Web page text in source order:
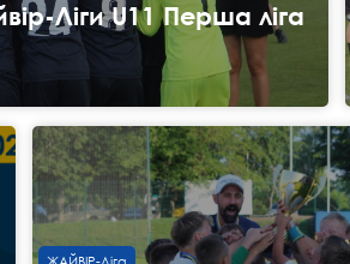
Ліги U11 Перша ліга